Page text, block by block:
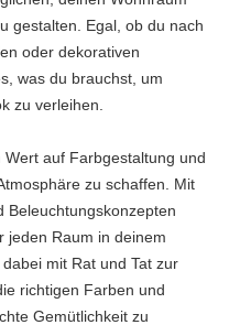
gestalten. Egal, ob du nach
oder dekorativen
was du brauchst, um
zu verleihen.
auf Farbgestaltung und
zu schaffen. Mit
Beleuchtungskonzepten
jeden Raum in deinem
mit Rat und Tat zur
richtigen Farben und
Gemütlichkeit zu